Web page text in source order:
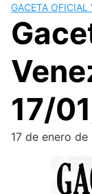
GACETA
17/
17 de enero